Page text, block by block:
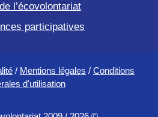
l’écovolontariat
participatives
/ Mentions légales / Conditions
d'utilisation